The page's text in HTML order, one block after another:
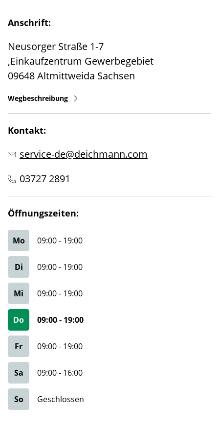
Anschrift:
Neusorger Straße 1-7
,Einkaufzentrum Gewerbegebiet
09648Altmittweida Sachsen
Wegbeschreibung
Kontakt:
service-de@deichmann.com
03727 2891
Öffnungszeiten:
Mo 09:00- 19:00
Di 09:00- 19:00
Mi 09:00- 19:00
Do 09:00- 19:00
Fr 09:00- 19:00
Sa 09:00- 16:00
So Geschlossen